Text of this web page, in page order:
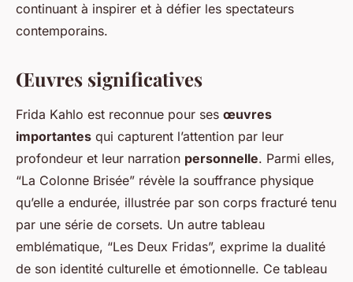
continuant à inspirer et à défier les spectateurs
contemporains.
Œuvres significatives
Frida Kahlo est reconnue pour ses œuvres
importantes qui capturent l’attention par leur
profondeur et leur narration personnelle. Parmi elles,
“La Colonne Brisée” révèle la souffrance physique
qu’elle a endurée, illustrée par son corps fracturé tenu
par une série de corsets. Un autre tableau
emblématique, “Les Deux Fridas”, exprime la dualité
de son identité culturelle et émotionnelle. Ce tableau